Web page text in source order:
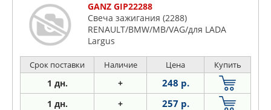
GANZ GIP22288
Свеча зажигания (2288)
RENAULT/BMW/MB/VAG/для LADA
Largus
Срок поставки Наличие Цена Купить
1 дн. + 248 р.
1 дн. + 257 р.